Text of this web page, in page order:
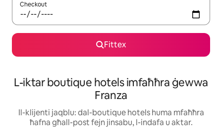
Checkout
Fittex
L-iktar boutique hotels imfaħħra ġewwa
Franza
Il-klijenti jaqblu: dal-boutique hotels huma mfaħħra
ħafna għall-post fejn jinsabu, l-indafa u aktar.